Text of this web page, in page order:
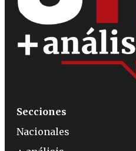
Secciones
Nacionales